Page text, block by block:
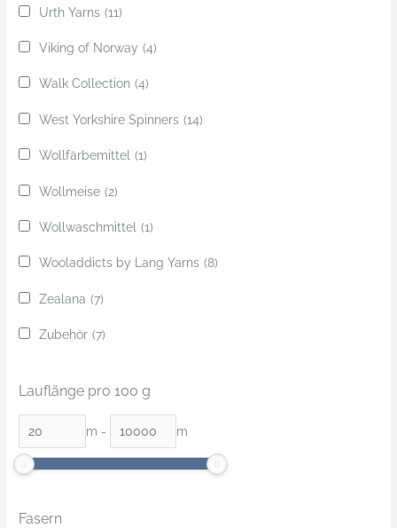
Urth Yarns (11)
Viking of Norway (4)
Walk Collection (4)
West Yorkshire Spinners (14)
Wollfärbemittel (1)
Wollmeise (2)
Wollwaschmittel (1)
Wooladdicts by Lang Yarns (8)
Zealana (7)
Zubehör (7)
Lauflänge pro 100 g
m - m
Fasern